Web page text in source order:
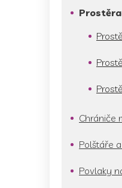
Chrániče
Polštáře
Povlaky